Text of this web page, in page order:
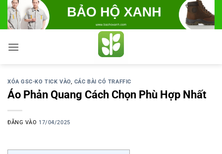
Bỏ
qua
nội
dung
XÓA GSC-KO TICK VÀO, CÁC BÀI CÓ TRAFFIC
Áo Phản Quang Cách Chọn Phù Hợp Nhất
ĐĂNG VÀO 17/04/2025